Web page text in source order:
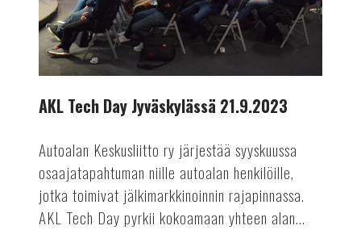
AKL Tech Day Jyväskylässä 21.9.2023
Autoalan Keskusliitto ry järjestää syyskuussa
osaajatapahtuman niille autoalan henkilöille,
jotka toimivat jälkimarkkinoinnin rajapinnassa.
AKL Tech Day pyrkii kokoamaan yhteen alan...